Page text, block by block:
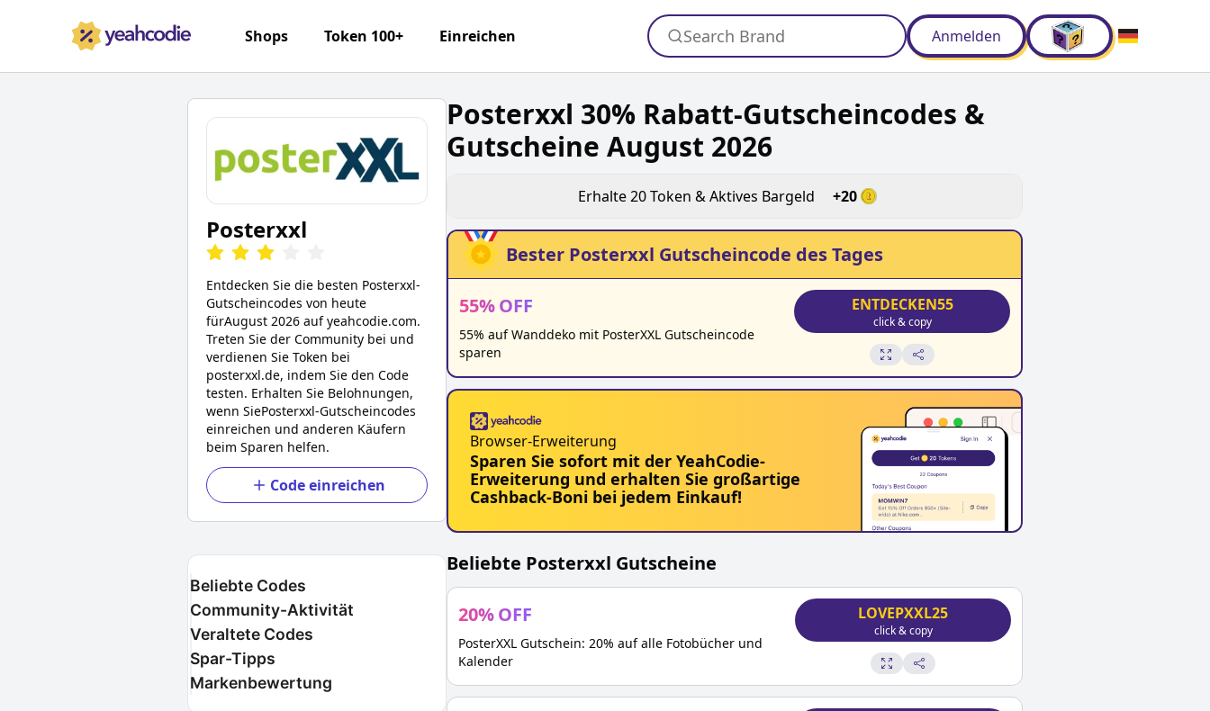
Shops Token 100+ Einreichen Search Brand Anmelden
Posterxxl
Entdecken Sie die besten Posterxxl-
Gutscheincodes von heute
fürAugust 2026 auf yeahcodie.com.
Treten Sie der Community bei und
verdienen Sie Token bei
posterxxl.de, indem Sie den Code
testen. Erhalten Sie Belohnungen,
wenn SiePosterxxl-Gutscheincodes
einreichen und anderen Käufern
beim Sparen helfen.
Code einreichen
Beliebte Codes
Community-Aktivität
Veraltete Codes
Spar-Tipps
Markenbewertung
Posterxxl 30% Rabatt-Gutscheincodes &
Gutscheine August 2026
Erhalte20Token & Aktives Bargeld +20
Bester Posterxxl Gutscheincode des Tages
55%OFF
55% auf Wanddeko mit PosterXXL Gutscheincode
sparen
ENTDECKEN55
click & copy
Browser-Erweiterung
Sparen Sie sofort mit der YeahCodie-
Erweiterung und erhalten Sie großartige
Cashback-Boni bei jedem Einkauf!
Beliebte Posterxxl Gutscheine
20%OFF
PosterXXL Gutschein: 20% auf alle Fotobücher und
Kalender
LOVEPXXL25
click & copy